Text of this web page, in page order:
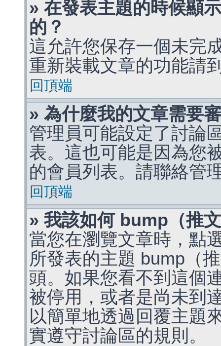
» 在發表主題的時候顯
的？
這允許您保存一個未完
重新裝載文章的功能請
回頂端
» 為什麼我的文章需要
管理員可能設定了討論
表。這也可能是因為您
的會員列表。請聯絡管
回頂端
» 我該如何 bump（推
當您在瀏覽文章時，點
所發表的主題 bump（
頭。如果您看不到這個
被停用，或者是尚未到
以簡單地透過回覆主題
實遵守討論區的規則。